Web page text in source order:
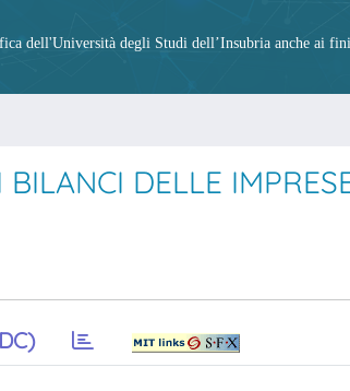
dell'Università degli Studi dell’Insubria anche ai
DELLE